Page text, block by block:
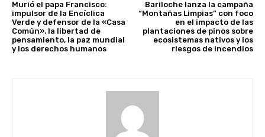
Murió el papa Francisco:
impulsor de la Encíclica
Verde y defensor de la «Casa
Común», la libertad de
pensamiento, la paz mundial
y los derechos humanos
Bariloche lanza la campaña
“Montañas Limpias” con foco
en el impacto de las
plantaciones de pinos sobre
ecosistemas nativos y los
riesgos de incendios